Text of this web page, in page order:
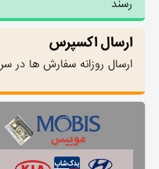
رسند
ارسال اکسپرس
ارسال روزانه سفارش ها در